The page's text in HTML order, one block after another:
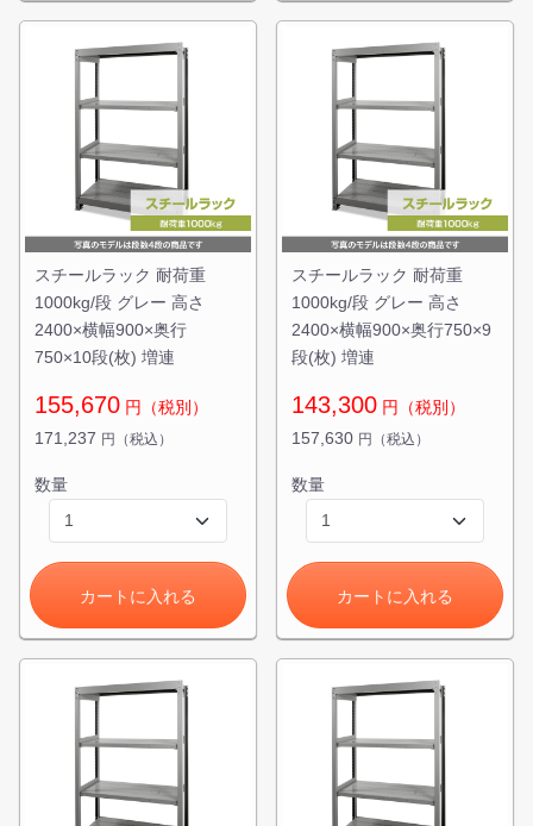
スチールラック 耐荷重
1000kg/段 グレー 高さ
2400×横幅900×奥行
750×10段(枚) 増連
155,670 円（税別）
171,237 円（税込）
数量
カートに入れる
スチールラック 耐荷重
1000kg/段 グレー 高さ
2400×横幅900×奥行750×9
段(枚) 増連
143,300 円（税別）
157,630 円（税込）
数量
カートに入れる